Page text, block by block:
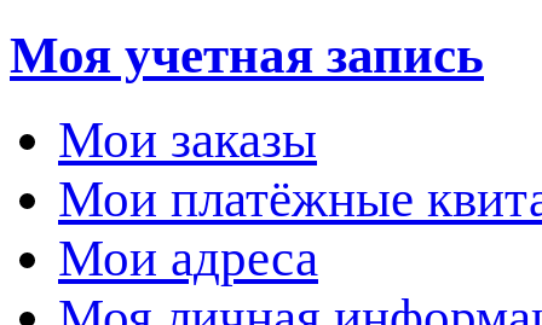
Моя учетная запись
Мои заказы
Мои платёжные
Мои адреса